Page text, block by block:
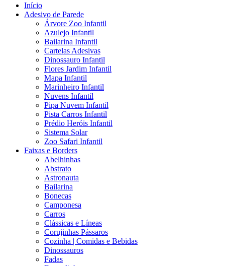
Início
Adesivo de Parede
Árvore Zoo Infantil
Azulejo Infantil
Bailarina Infantil
Cartelas Adesivas
Dinossauro Infantil
Flores Jardim Infantil
Mapa Infantil
Marinheiro Infantil
Nuvens Infantil
Pipa Nuvem Infantil
Pista Carros Infantil
Prédio Heróis Infantil
Sistema Solar
Zoo Safari Infantil
Faixas e Borders
Abelhinhas
Abstrato
Astronauta
Bailarina
Bonecas
Camponesa
Carros
Clássicas e Líneas
Corujinhas Pássaros
Cozinha | Comidas e Bebidas
Dinossauros
Fadas